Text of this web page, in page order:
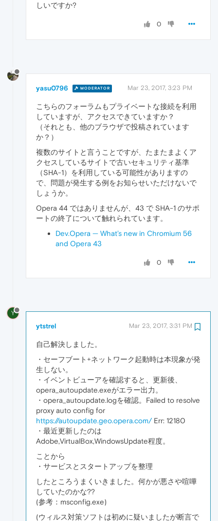
しいですか?
0
yasu0796 MODERATOR Mar 23, 2017, 3:23 PM
こちらのフォーラムもプライベートな接続を利用
していますが、アクセスできていますか？
（それとも、他のブラウザで投稿されています
か？）
複数のサイトと言うことですが、たまたまよくア
クセスしているサイトで古いセキュリティ基準
（SHA-1）を利用している可能性がありますの
で、問題が発生する例をお知らせいただけないで
しょうか。
Opera 44 ではありませんが、43 で SHA-1 のサポ
ートの終了について触れられています。
Dev.Opera — What’s new in Chromium 56
and Opera 43
0
Y
ytstrel Mar 23, 2017, 3:31 PM
自己解決しました。
・セーフブート+ネットワーク起動時は本現象が発
生しない。
・イベントビューアを確認すると、更新後、
opera_autoupdate.exeがエラー出力。
・opera_autoupdate.logを確認。Failed to resolve
proxy auto config for
https://autoupdate.geo.opera.com/Err: 12180
・最近更新したのは
Adobe,VirtualBox,WindowsUpdate程度。
ことから
・サービスとスタートアップを整理
したところうまくいきました。何かが悪さや喧嘩
していたのかな??
(参考：msconfig.exe)
(ウィルス対策ソフトは初めに疑いましたが断言で